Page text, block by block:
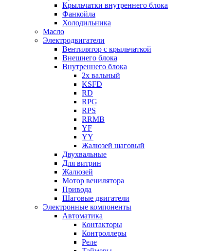
Крыльчатки внутреннего блока
Фанкойла
Холодильника
Масло
Электродвигатели
Вентилятор с крыльчаткой
Внешнего блока
Внутреннего блока
2х вальный
KSFD
RD
RPG
RPS
RRMB
YF
YY
Жалюзей шаговый
Двухвальные
Для витрин
Жалюзей
Мотор венилятора
Привода
Шаговые двигатели
Электронные компоненты
Автоматика
Контакторы
Контроллеры
Реле